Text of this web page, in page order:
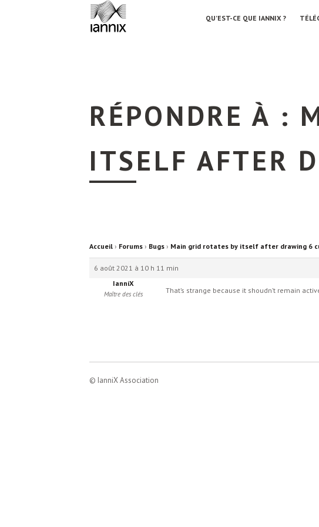
QU’EST-CE QUE IANNIX ?
RÉPONDRE À :
ITSELF AFTER
Accueil › Forums › Bugs › Main grid rotates by itself after drawing 6
6 août 2021 à 10 h 11 min
IanniX
Maître des clés That’s strange because it shoudn’t remain
© IanniX Association